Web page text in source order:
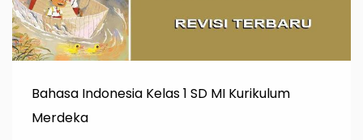
Bahasa Indonesia Kelas 1 SD MI Kurikulum
Merdeka